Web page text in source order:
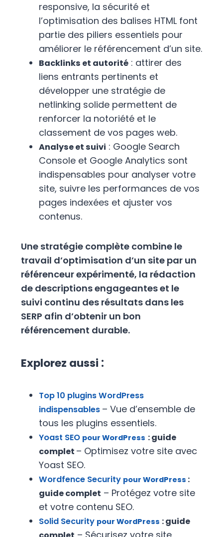
responsive, la sécurité et
l’optimisation des balises HTML font
partie des piliers essentiels pour
améliorer le référencement d’un site.
Backlinks et autorité: attirer des
liens entrants pertinents et
développer une stratégie de
netlinking solide permettent de
renforcer la notoriété et le
classement de vos pages web.
Analyse et suivi : Google Search
Console et Google Analytics sont
indispensables pour analyser votre
site, suivre les performances de vos
pages indexées et ajuster vos
contenus.
Une stratégie complète combine le
travail d’optimisation d’un site par un
référenceur expérimenté, la rédaction
de descriptions engageantes et le
suivi continu des résultats dans les
SERP afin d’obtenir un bon
référencement durable.
Explorez aussi :
Top 10 plugins WordPress
indispensables – Vue d’ensemble de
tous les plugins essentiels.
Yoast SEO pour WordPress : guide
complet – Optimisez votre site avec
Yoast SEO.
Wordfence Security pour WordPress :
guide complet – Protégez votre site
et votre contenu SEO.
Solid Security pour WordPress : guide